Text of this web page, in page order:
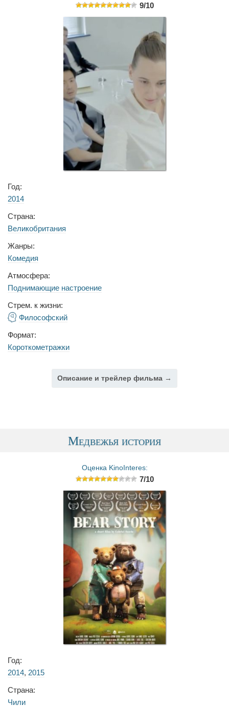
9/10
Год:
2014
Страна:
Великобритания
Жанры:
Комедия
Атмосфера:
Поднимающие настроение
Стрем. к жизни:
Философский
Формат:
Короткометражки
Описание и трейлер фильма →
Медвежья история
Оценка KinoInteres:
7/10
Год:
2014, 2015
Страна:
Чили